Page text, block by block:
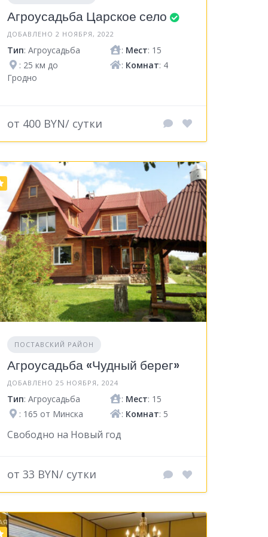
Агроусадьба Царское село
ДОБАВЛЕНО 2 НОЯБРЯ, 2022
Тип: Агроусадьба : Мест: 15
: 25 км до
Гродно
: Комнат: 4
от 400 BYN/ сутки
ПОСТАВСКИЙ РАЙОН
Агроусадьба «Чудный берег»
ДОБАВЛЕНО 25 НОЯБРЯ, 2024
Тип: Агроусадьба : Мест: 15
: 165 от Минска
: Комнат: 5
Свободно на Новый год
от 33 BYN/ сутки